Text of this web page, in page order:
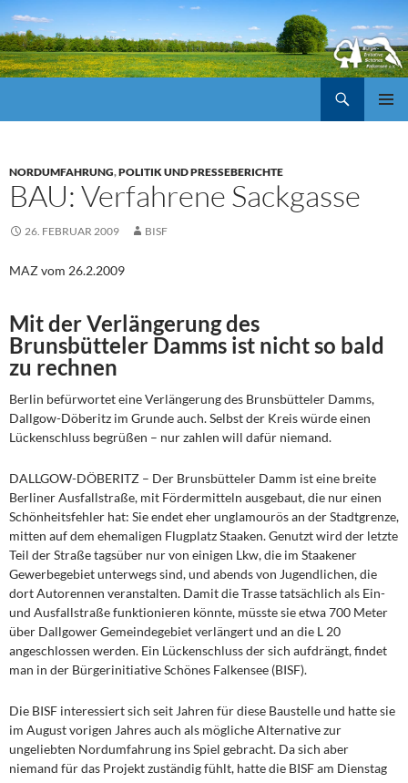
NORDUMFAHRUNG,POLITIK UND PRESSEBERICHTE
BAU: Verfahrene Sackgasse
26. FEBRUAR 2009 BISF
MAZ vom 26.2.2009
Mit der Verlängerung des
Brunsbütteler Damms ist nicht so bald
zu rechnen
Berlin befürwortet eine Verlängerung des Brunsbütteler Damms,
Dallgow-Döberitz im Grunde auch. Selbst der Kreis würde einen
Lückenschluss begrüßen – nur zahlen will dafür niemand.
DALLGOW-DÖBERITZ – Der Brunsbütteler Damm ist eine breite
Berliner Ausfallstraße, mit Fördermitteln ausgebaut, die nur einen
Schönheitsfehler hat: Sie endet eher unglamourös an der Stadtgrenze,
mitten auf dem ehemaligen Flugplatz Staaken. Genutzt wird der letzte
Teil der Straße tagsüber nur von einigen Lkw, die im Staakener
Gewerbegebiet unterwegs sind, und abends von Jugendlichen, die
dort Autorennen veranstalten. Damit die Trasse tatsächlich als Ein-
und Ausfallstraße funktionieren könnte, müsste sie etwa 700 Meter
über Dallgower Gemeindegebiet verlängert und an die L 20
angeschlossen werden. Ein Lückenschluss der sich aufdrängt, findet
man in der Bürgerinitiative Schönes Falkensee (BISF).
Die BISF interessiert sich seit Jahren für diese Baustelle und hatte sie
im August vorigen Jahres auch als mögliche Alternative zur
ungeliebten Nordumfahrung ins Spiel gebracht. Da sich aber
niemand für das Projekt zuständig fühlt, hatte die BISF am Dienstag